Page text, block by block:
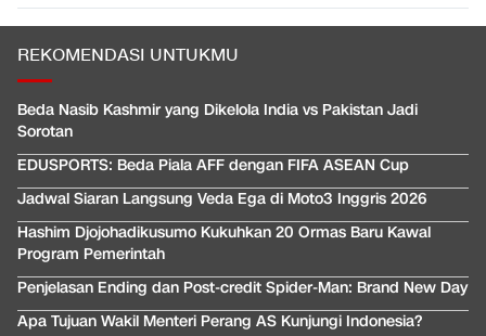
REKOMENDASI UNTUKMU
Beda Nasib Kashmir yang Dikelola India vs Pakistan Jadi
Sorotan
EDUSPORTS: Beda Piala AFF dengan FIFA ASEAN Cup
Jadwal Siaran Langsung Veda Ega di Moto3 Inggris 2026
Hashim Djojohadikusumo Kukuhkan 20 Ormas Baru Kawal
Program Pemerintah
Penjelasan Ending dan Post-credit Spider-Man: Brand New Day
Apa Tujuan Wakil Menteri Perang AS Kunjungi Indonesia?